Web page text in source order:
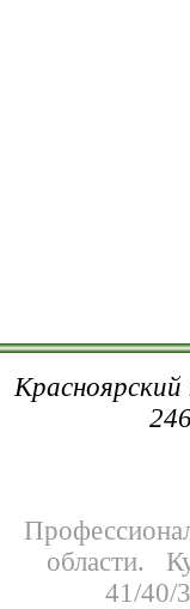
области.
41/40/